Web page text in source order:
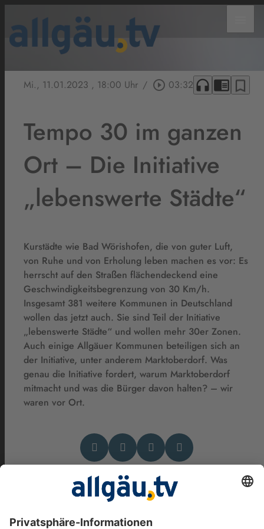
Mi., 11.01.2023 , 18:00 Uhr / play_circle_outline 03:32 headphones chrome_reader_mode bookmark_border
Tempo 30 im ganzen
Ort – Die Initiative
„lebenswerte Städte“
Kurstädte wie Bad Wörishofen, die von guter Luft,
von Ruhe und von Erholung leben machen es vor: Es
herrscht auf den Straßen flächendeckend eine
Geschwindigkeitsbegrenzung von 30 Km/h.
Insgesamt 381 weitere Kommunen in Deutschland
wollen das jetzt auch. Sie sind Teil der Initiative
„lebenswerte Städte“ und wollen mehr 30er Zonen.
Auch einige Allgäuer Kommunen beteiligen sich an
der Initiative, unter anderem Marktoberdorf. Was
genau die Initiative fordert, warum Marktoberdorf
mitmacht und was die Bürger davon halten? – wir
waren vor Ort.
Das könnte Dich auch